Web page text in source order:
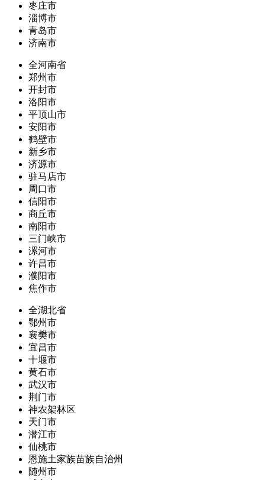
枣庄市
淄博市
青岛市
济南市
全河南省
郑州市
开封市
洛阳市
平顶山市
安阳市
鹤壁市
新乡市
济源市
驻马店市
周口市
信阳市
商丘市
南阳市
三门峡市
漯河市
许昌市
濮阳市
焦作市
全湖北省
鄂州市
襄樊市
宜昌市
十堰市
黄石市
武汉市
荆门市
神农架林区
天门市
潜江市
仙桃市
恩施土家族苗族自治州
随州市